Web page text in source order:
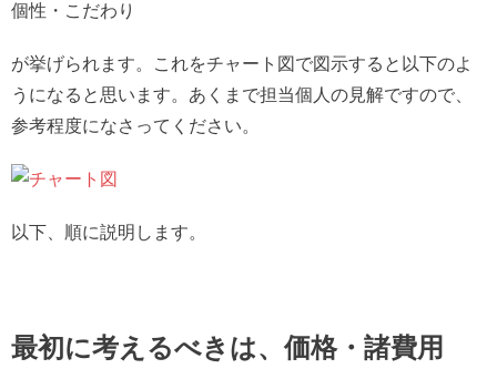
個性・こだわり
が挙げられます。これをチャート図で図示すると以下のよ
うになると思います。あくまで担当個人の見解ですので、
参考程度になさってください。
以下、順に説明します。
最初に考えるべきは、価格・諸費用